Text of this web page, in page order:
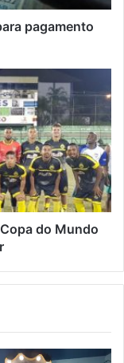
pagamento
do Mundo